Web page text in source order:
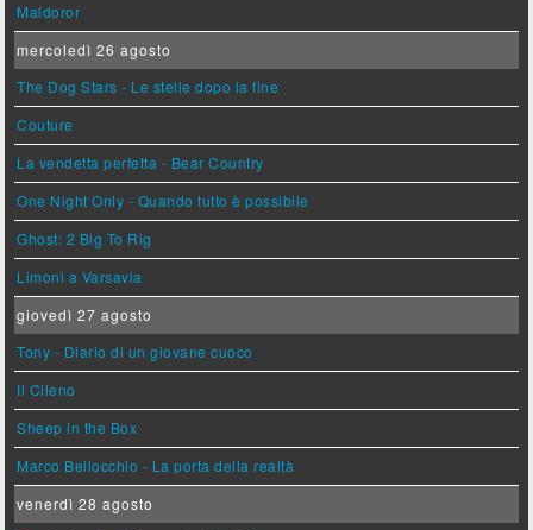
Maldoror
mercoledì 26 agosto
The Dog Stars - Le stelle dopo la fine
Couture
La vendetta perfetta - Bear Country
One Night Only - Quando tutto è possibile
Ghost: 2 Big To Rig
Limoni a Varsavia
giovedì 27 agosto
Tony - Diario di un giovane cuoco
Il Cileno
Sheep in the Box
Marco Bellocchio - La porta della realtà
venerdì 28 agosto